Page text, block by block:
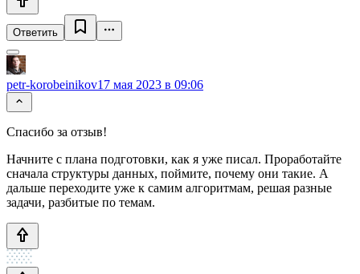
Ответить
petr-korobeinikov17 мая 2023 в 09:06
Спасибо за отзыв!
Начните с плана подготовки, как я уже писал. Проработайте
сначала структуры данных, поймите, почему они такие. А
дальше переходите уже к самим алгоритмам, решая разные
задачи, разбитые по темам.